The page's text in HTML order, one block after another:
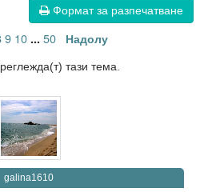
Формат за разпечатване
9 10 ... 50 Надолу
тази тема.
galina1610